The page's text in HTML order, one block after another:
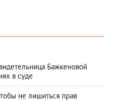
Бажкеновой
в суде
не лишиться прав